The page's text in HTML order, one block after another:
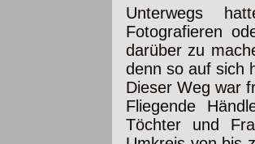
Unterwegs
Fotografieren
darüber zu
denn so auf sich
Dieser Weg war
Fliegende
Töchter und